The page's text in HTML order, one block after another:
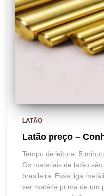
LATÃO
Latão preço –
Tempo de leitura: 5
Os materiais de latão
brasileira. Essa liga
ser matéria prima de um